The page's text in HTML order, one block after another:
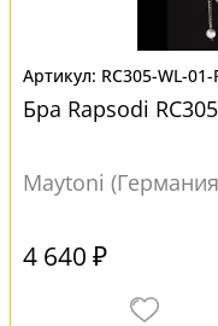
RC305-WL-01-
Бра Rapsodi
Maytoni
4 640 ₽